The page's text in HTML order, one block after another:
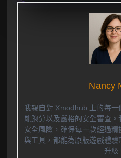
Nancy
我親自對 Xmodhub 上的每
能跑分以及嚴格的安全審查
安全風險，確保每一款經過
與工具，都能為原版遊戲體
升級